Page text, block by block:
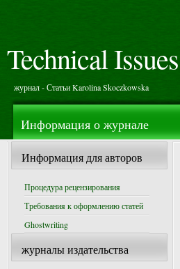
Technical Issues
журнал - Статьи Karolina Skoczkowska
Информация о журнале
Информация для авторов
Процедура рецензирования
Требования к оформлению статей
Ghostwriting
журналы издательства